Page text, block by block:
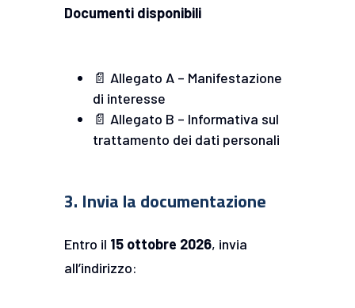
Documenti disponibili
📄 Allegato A – Manifestazione
di interesse
📄 Allegato B – Informativa sul
trattamento dei dati personali
3. Invia la documentazione
Entro il 15 ottobre 2026, invia
all’indirizzo: